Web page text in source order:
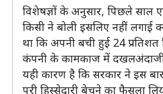
विशेषज्ञों के अनुसार, पिछले साल
किसी ने बोली इसलिए नहीं लगाई
था कि अपनी बची हुई 24 प्रतिशत
कंपनी के कामकाज में
यही कारण है कि सरकार ने इस
पूरी हिस्सेदारी बेचने का फैसला